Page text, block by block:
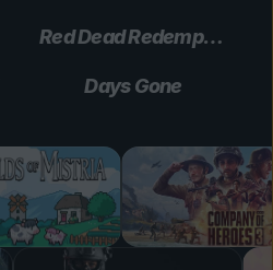
Red Dead Redemption 2
Days Gone